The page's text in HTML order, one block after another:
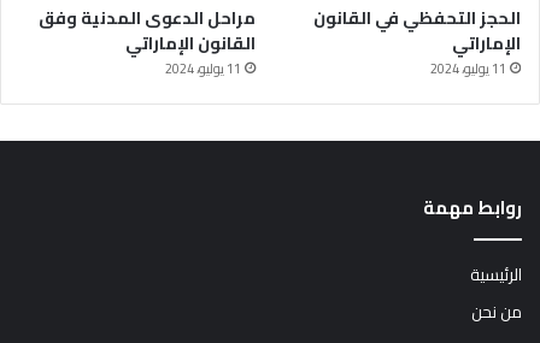
الحجز التحفظي في القانون
الإماراتي
11 يوليو، 2024
مراحل الدعوى المدنية وفق
القانون الإماراتي
11 يوليو، 2024
روابط مهمة
الرئيسية
من نحن